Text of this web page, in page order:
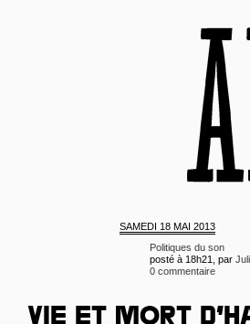
SAMEDI 18 MAI 2013
Politiques du son
posté à 18h21, par
0 commentaire